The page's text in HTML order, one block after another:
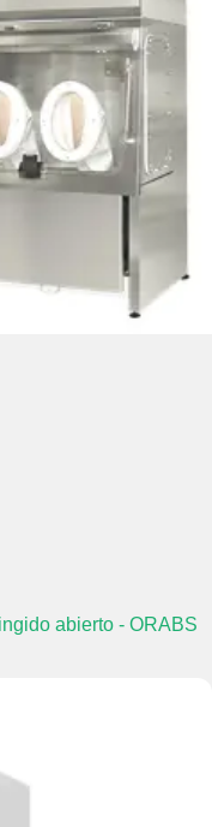
abierto - ORABS